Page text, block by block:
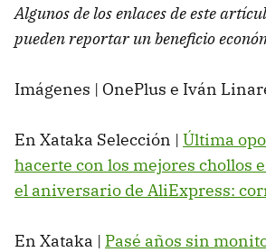
Algunos de los enlaces de este
pueden reportar un beneficio
Imágenes | OnePlus e Iván
En Xataka Selección | Última
hacerte con los mejores chollos
el aniversario de AliExpress:
En Xataka | Pasé años sin